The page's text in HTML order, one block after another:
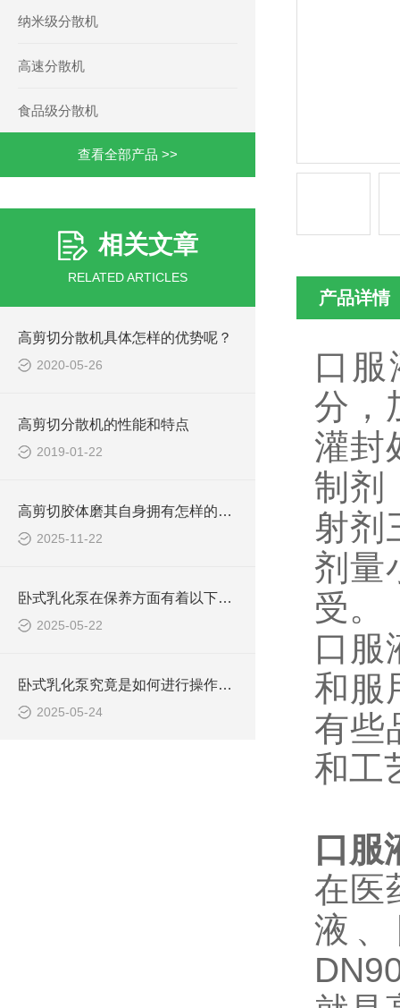
纳米级分散机
高速分散机
食品级分散机
查看全部产品 >>
相关文章
RELATED ARTICLES
高剪切分散机具体怎样的优势呢？
2020-05-26
高剪切分散机的性能和特点
2019-01-22
高剪切胶体磨其自身拥有怎样的作用呢？
2025-11-22
卧式乳化泵在保养方面有着以下技巧
2025-05-22
卧式乳化泵究竟是如何进行操作的呢？
2025-05-24
产品详情
口
分，
灌封
制剂
射剂
剂量
受。
口服
和服
有些
和工
口服
在医
液